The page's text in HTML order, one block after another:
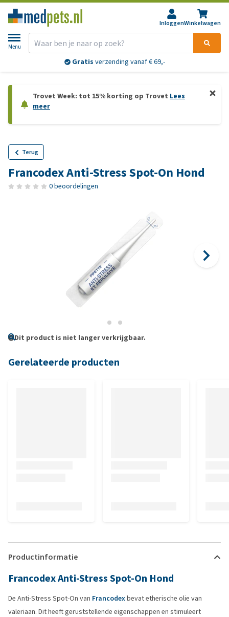
InloggenWinkelwagen
Menu
Gratis verzending vanaf € 69,-
Trovet Week: tot 15% korting op Trovet Lees
meer
Terug
Francodex Anti-Stress Spot-On Hond
0 beoordelingen
Dit product is niet langer verkrijgbaar.
Gerelateerde producten
Productinformatie
Francodex Anti-Stress Spot-On Hond
De Anti-Stress Spot-On van Francodexbevat etherische olie van
valeriaan. Dit heeft geruststellende eigenschappen en stimuleert